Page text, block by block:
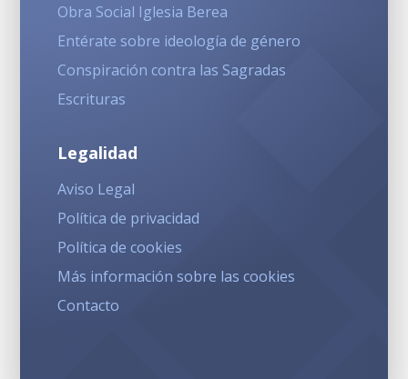
Obra Social Iglesia Berea
Entérate sobre ideología de género
Conspiración contra las Sagradas
Escrituras
Legalidad
Aviso Legal
Política de privacidad
Política de cookies
Más información sobre las cookies
Contacto